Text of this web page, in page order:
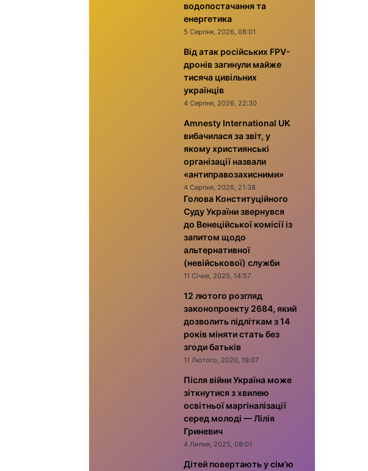
водопостачання та
енергетика
5 Серпня, 2026, 08:01
Від атак російських FPV-
дронів загинули майже
тисяча цивільних
українців
4 Серпня, 2026, 22:30
Amnesty International UK
вибачилася за звіт, у
якому християнські
організації назвали
«антиправозахисними»
4 Серпня, 2026, 21:38
Голова Конституційного
Суду України звернувся
до Венеційської комісії із
запитом щодо
альтернативної
(невійськової) служби
11 Січня, 2025, 14:57
12 лютого розгляд
законопроекту 2684, який
дозволить підліткам з 14
років міняти стать без
згоди батьків
11 Лютого, 2020, 19:07
Після війни Україна може
зіткнутися з хвилею
освітньої маргіналізації
серед молоді — Лілія
Гриневич
4 Липня, 2025, 08:01
Дітей повертають у сім’ю